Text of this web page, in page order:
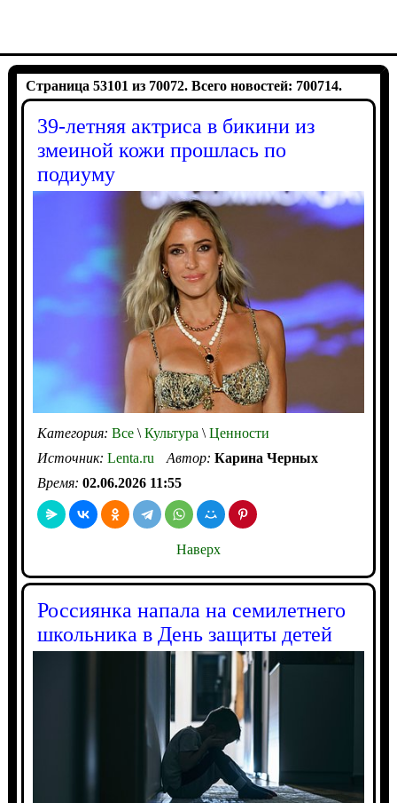
Страница 53101 из 70072. Всего новостей: 700714.
39-летняя актриса в бикини из
змеиной кожи прошлась по
подиуму
Категория: Все\Культура \Ценности
Источник: Lenta.ru Автор: Карина Черных
Время: 02.06.2026 11:55
Наверх
Россиянка напала на семилетнего
школьника в День защиты детей